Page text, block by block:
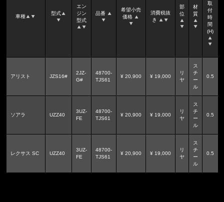
車種
型式
エン
ジン
型式
品番
希望小売
価格
消費税抜
き
部
位
材
質
取
付
時
間
(H)
アリスト JZS16#
2JZ-
G#
48700-
TJS61
¥ 20,900 ¥ 19,000
リ
ヤ
ス
チ
ー
ル
0.5
ソアラ UZZ40
3UZ-
FE
48700-
TJS61
¥ 20,900 ¥ 19,000
リ
ヤ
ス
チ
ー
ル
0.5
レクサス SC UZZ40
3UZ-
FE
48700-
TJS61
¥ 20,900 ¥ 19,000
リ
ヤ
ス
チ
ー
ル
0.5